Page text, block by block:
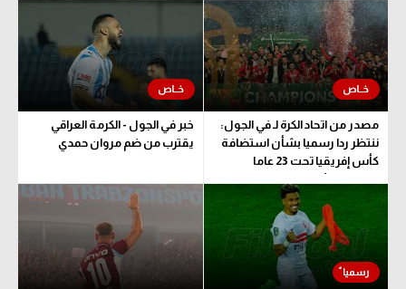
مصدر من اتحاد الكرة لـ في الجول:
ننتظر ردا رسميا بشأن استضافة
كأس إفريقيا تحت 23 عاما
المؤهلة للأولمبياد
خبر في الجول - الكرمة العراقي
يقترب من ضم مروان حمدي